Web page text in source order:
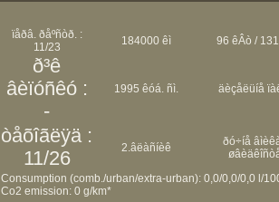
ïåðâ. ðåºñòð. :
11/23
184000 êì 96 êÂò /
ð³ê
âèïóñêó :
-
1995 êóá. ñì. äèçåëüíå
òåõîãëÿä :
11/26
2.âëàñíèê
ðó÷íå
Consumption (comb./urban/extra-urban): 0,0/0,0/0,0 l/
Co2 emission: 0 g/km*